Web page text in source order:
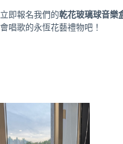
立即報名我們的乾花玻璃球音樂
會唱歌的永恆花藝禮物吧！